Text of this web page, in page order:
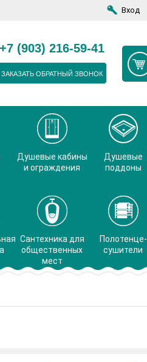
Вход
+7 (903) 216-59-41
ЗАКАЗАТЬ ОБРАТНЫЙ ЗВОНОК
Душевые кабины
и ограждения
Душевые
поддоны
Сантехника для
общественных
мест
Полотенце-
сушители